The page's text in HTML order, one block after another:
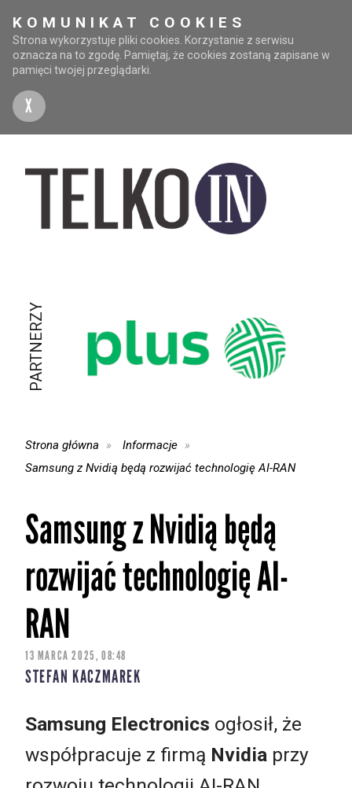
KOMUNIKAT COOKIES
Strona wykorzystuje pliki cookies. Korzystanie z serwisu
oznacza na to zgodę. Pamiętaj, że cookies zostaną zapisane w
pamięci twojej przeglądarki.
X
PARTNERZY
Strona główna
Informacje
Samsung z Nvidią będą rozwijać technologię AI-RAN
Samsung z Nvidią będą
rozwijać technologię AI-
RAN
13 MARCA 2025, 08:48
STEFAN KACZMAREK
Samsung Electronics ogłosił, że
współpracuje z firmą Nvidia przy